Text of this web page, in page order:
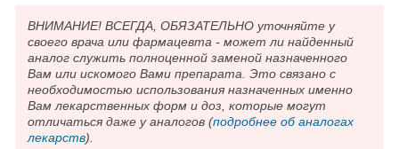
ВНИМАНИЕ! ВСЕГДА, ОБЯЗАТЕЛЬНО уточняйте у
своего врача или фармацевта - может ли найденный
аналог служить полноценной заменой назначенного
Вам или искомого Вами препарата. Это связано с
необходимостью использования назначенных именно
Вам лекарственных форм и доз, которые могут
отличаться даже у аналогов (подробнее об аналогах
лекарств).